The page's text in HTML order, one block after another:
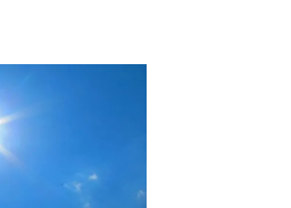
Sicilia